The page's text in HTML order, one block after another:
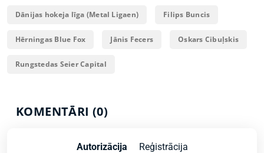
Dānijas hokeja līga (Metal Ligaen) Filips Buncis
Hērningas Blue Fox Jānis Fecers Oskars Cibuļskis
Rungstedas Seier Capital
KOMENTĀRI (0)
Autorizācija Reģistrācija